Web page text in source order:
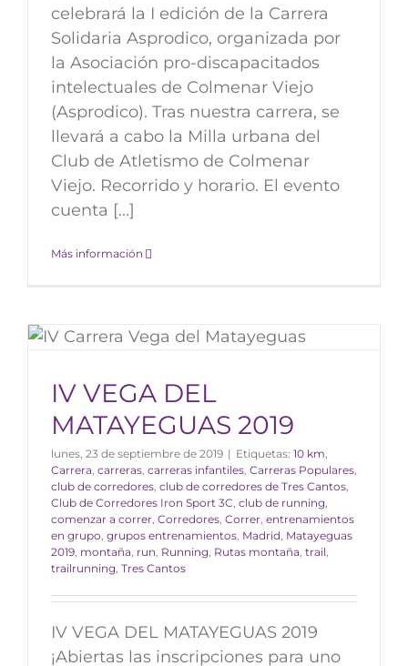
celebrará la I edición de la Carrera
Solidaria Asprodico, organizada por
la Asociación pro-discapacitados
intelectuales de Colmenar Viejo
(Asprodico). Tras nuestra carrera, se
llevará a cabo la Milla urbana del
Club de Atletismo de Colmenar
Viejo. Recorrido y horario. El evento
cuenta [...]
Más información
IV VEGA DEL
MATAYEGUAS 2019
lunes, 23 de septiembre de 2019 | Etiquetas: 10 km,
Carrera, carreras, carreras infantiles, Carreras Populares,
club de corredores, club de corredores de Tres Cantos,
Club de Corredores Iron Sport 3C, club de running,
comenzar a correr, Corredores, Correr, entrenamientos
en grupo, grupos entrenamientos, Madrid, Matayeguas
2019, montaña, run, Running, Rutas montaña, trail,
trailrunning, Tres Cantos
IV VEGA DEL MATAYEGUAS 2019
¡Abiertas las inscripciones para uno